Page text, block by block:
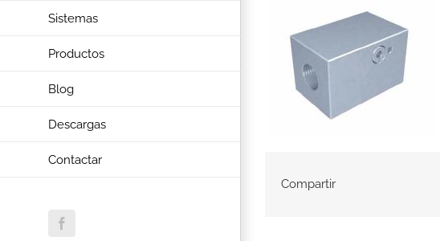
Sistemas
Productos
Blog
Descargas
Contactar
Facebook
Compartir